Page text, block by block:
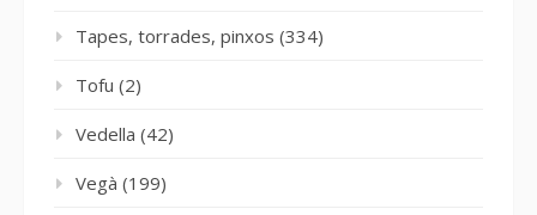
Tapes, torrades, pinxos (334)
Tofu (2)
Vedella (42)
Vegà (199)